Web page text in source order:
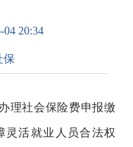
04 20:34
保
理社会保险费申报缴
灵活就业人员合法权